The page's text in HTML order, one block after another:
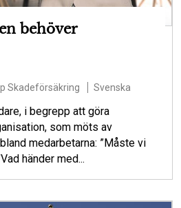
behöver
Skadeförsäkring Svenska
i begrepp att göra
som möts av
medarbetarna: ”Måste vi
händer med...